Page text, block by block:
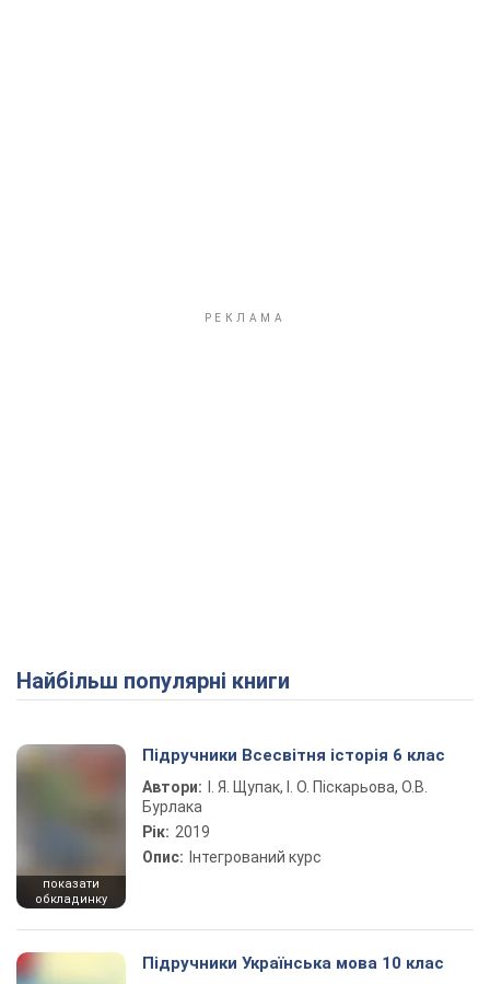
Найбільш популярні книги
показати
обкладинку
Підручники Всесвітня історія 6 клас
Автори:
І. Я. Щупак, І. О. Піскарьова, О.В.
Бурлака
Рік: 2019
Опис: Інтегрований курс
Підручники Українська мова 10 клас